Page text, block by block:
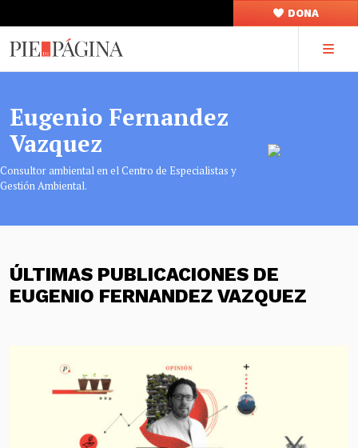
DONA
Eugenio Fernandez
Vazquez
Consultor ambiental en el Centro de Especialistas y
Gestión Ambiental.
ÚLTIMAS PUBLICACIONES DE
EUGENIO FERNANDEZ VAZQUEZ